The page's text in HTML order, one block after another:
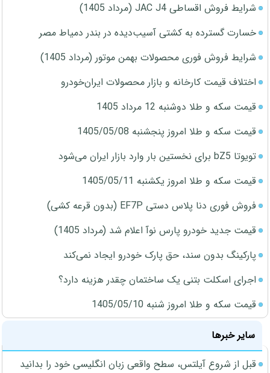
شرایط فروش اقساطی JAC J4 (مرداد 1405)
خسارت گسترده به کشتی آسیب‌دیده در بندر دمیاط مصر
شرایط فروش فوری محصولات بهمن موتور (مرداد 1405)
اختلاف قیمت کارخانه و بازار محصولات ایران‌خودرو
قیمت سکه و طلا دوشنبه 12 مرداد 1405
قیمت سکه و طلا امروز پنجشنبه 1405/05/08
تویوتا bZ5 برای نخستین بار وارد بازار ایران می‌شود
قیمت سکه و طلا امروز یکشنبه 1405/05/11
فروش فوری دنا پلاس دستی EF7P (بدون قرعه کشی)
قیمت جدید خودرو پارس نوآ اعلام شد (مرداد 1405)
پارکینگ بدون سند، حق پارک خودرو ایجاد نمی‌کند
اجرای اسکلت بتنی یک ساختمان چقدر هزینه دارد؟
قیمت سکه و طلا امروز شنبه 1405/05/10
سایر خبرها
قبل از شروع آیلتس، سطح واقعی زبان انگلیسی خود را بدانید